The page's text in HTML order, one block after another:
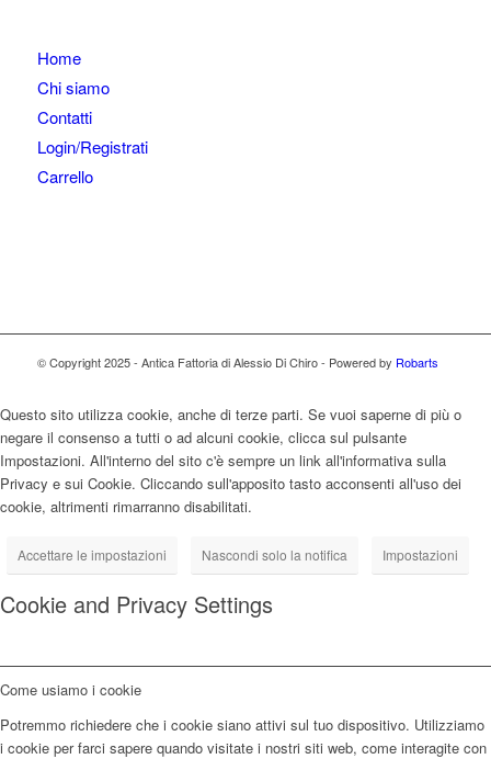
Home
Chi siamo
Contatti
Login/Registrati
Carrello
© Copyright 2025 - Antica Fattoria di Alessio Di Chiro - Powered by Robarts
Questo sito utilizza cookie, anche di terze parti. Se vuoi saperne di più o
negare il consenso a tutti o ad alcuni cookie, clicca sul pulsante
Impostazioni. All'interno del sito c'è sempre un link all'informativa sulla
Privacy e sui Cookie. Cliccando sull'apposito tasto acconsenti all'uso dei
cookie, altrimenti rimarranno disabilitati.
Accettare le impostazioni Nascondi solo la notifica Impostazioni
Cookie and Privacy Settings
Come usiamo i cookie
Potremmo richiedere che i cookie siano attivi sul tuo dispositivo. Utilizziamo
i cookie per farci sapere quando visitate i nostri siti web, come interagite con